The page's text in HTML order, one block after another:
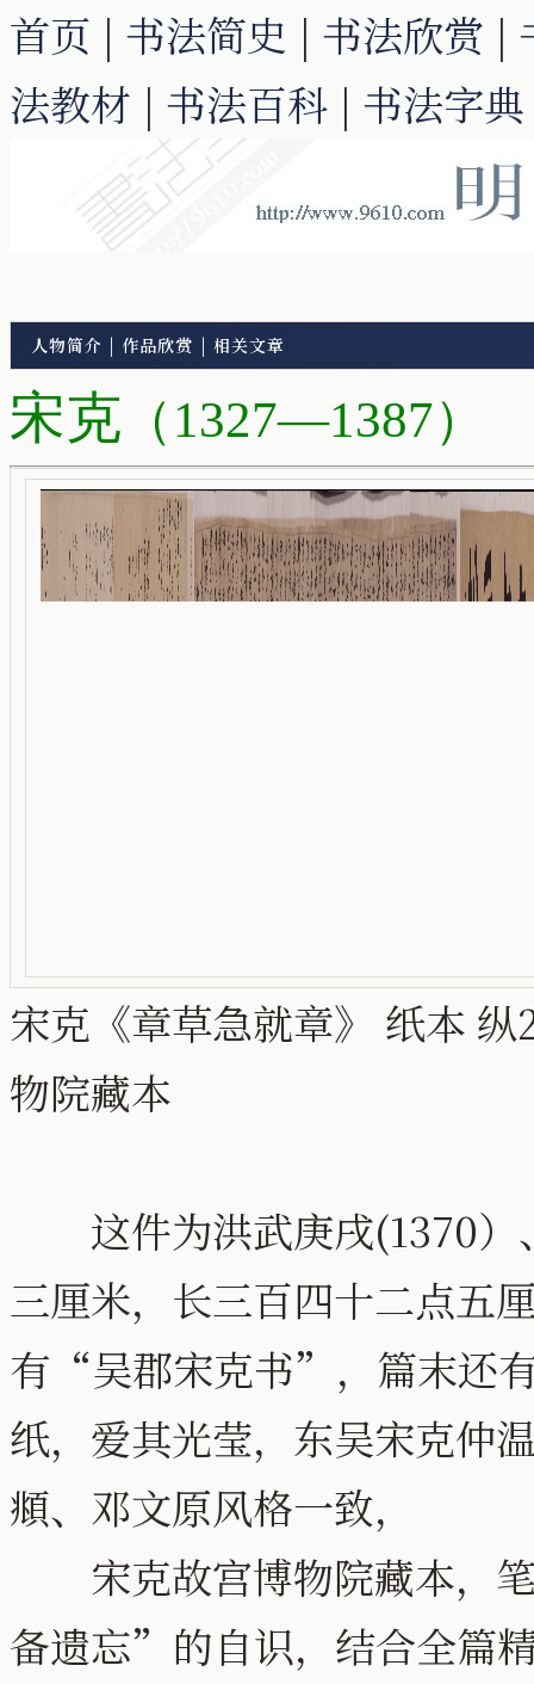
首页 | 书法简史 | 书法欣赏 |
法教材 | 书法百科 | 书法字典
人物简介 | 作品欣赏 | 相关文章
宋克 （1327—1387）
宋克《章草急就章》 纸本
物院藏本
这件为洪武庚戌(1370）
三厘米，长三百四十二点
有“吴郡宋克书”，篇末还
纸，爱其光莹，东吴宋克仲
頫、邓文原风格一致，
宋克故宫博物院藏本，
备遗忘”的自识，结合全篇